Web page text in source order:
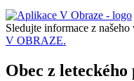
Sledujte informace z našeho
V OBRAZE.
Obec z leteckého